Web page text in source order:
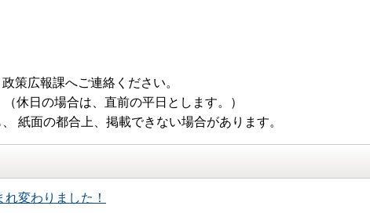
策広報課へご連絡ください。
休日の場合は、直前の平日とします。）
紙面の都合上、掲載できない場合があります。
変わりました！